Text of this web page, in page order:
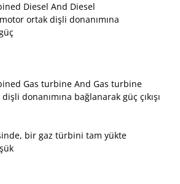
Diesel And Diesel
ortak dişli donanımına
Gas turbine And Gas turbine
donanımına bağlanarak güç çıkışı
bir gaz türbini tam yükte